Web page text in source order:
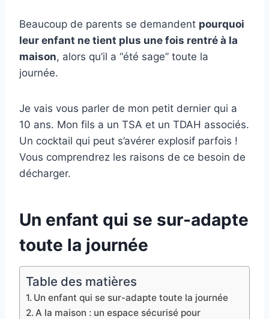
Beaucoup de parents se demandent pourquoi
leur enfant ne tient plus une fois rentré à la
maison, alors qu’il a “été sage” toute la
journée.
Je vais vous parler de mon petit dernier qui a
10 ans. Mon fils a un TSA et un TDAH associés.
Un cocktail qui peut s’avérer explosif parfois !
Vous comprendrez les raisons de ce besoin de
décharger.
Un enfant qui se sur-adapte
toute la journée
Table des matières
Un enfant qui se sur-adapte toute la journée
A la maison : un espace sécurisé pour